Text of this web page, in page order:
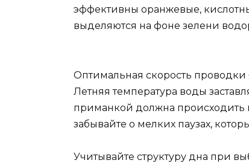
эффективны оранжевые,
выделяются на фоне зелени
Оптимальная скорость
Летняя температура воды
приманкой должна происходить
забывайте о мелких паузах,
Учитывайте структуру дна при